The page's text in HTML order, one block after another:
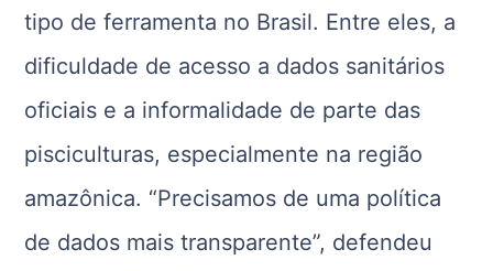
tipo de ferramenta no Brasil. Entre eles, a
dificuldade de acesso a dados sanitários
oficiais e a informalidade de parte das
pisciculturas, especialmente na região
amazônica. “Precisamos de uma política
de dados mais transparente”, defendeu